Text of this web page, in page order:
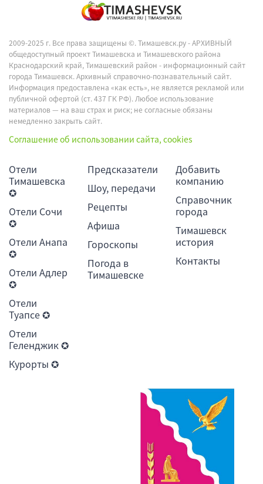
2009-2025 г. Все права защищены ©.Тимашевск.ру - АРХИВНЫЙ
общедоступный проект Тимашевска и Тимашевского района
Краснодарский край, Тимашевский район - информационный сайт
города Тимашевск. Архивный справочно-познавательный сайт.
Информация предоставлена «как есть», не является рекламой или
публичной офертой (ст. 437 ГК РФ). Любое использование
материалов — на ваш страх и риск; не согласные обязаны
немедленно закрыть сайт.
Соглашение об использовании сайта, cookies
Отели
Тимашевска
✪
Отели Сочи
✪
Отели Анапа
✪
Отели Адлер
✪
Отели
Туапсе ✪
Отели
Геленджик ✪
Курорты ✪
Предсказатели
Шоу, передачи
Рецепты
Афиша
Гороскопы
Погода в
Тимашевске
Добавить
компанию
Справочник
города
Тимашевск
история
Контакты